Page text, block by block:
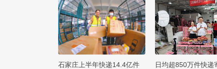
石家庄上半年快递14.4亿件
日均超850万件快递